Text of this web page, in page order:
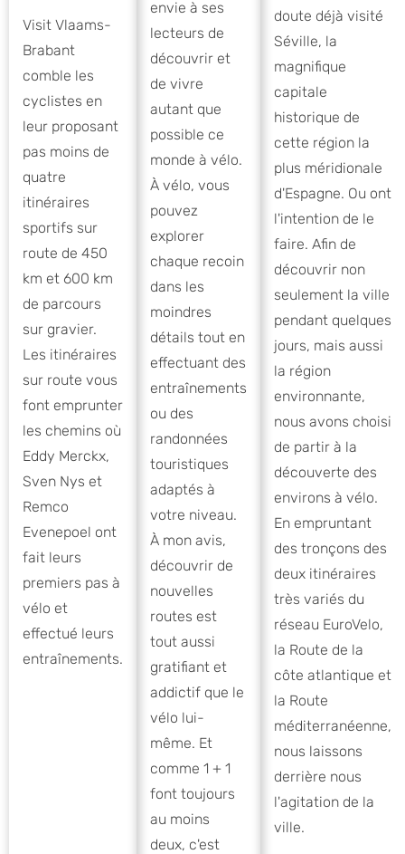
Visit Vlaams-
Brabant
comble les
cyclistes en
leur proposant
pas moins de
quatre
itinéraires
sportifs sur
route de 450
km et 600 km
de parcours
sur gravier.
Les itinéraires
sur route vous
font emprunter
les chemins où
Eddy Merckx,
Sven Nys et
Remco
Evenepoel ont
fait leurs
premiers pas à
vélo et
effectué leurs
entraînements.
envie à ses
lecteurs de
découvrir et
de vivre
autant que
possible ce
monde à vélo.
À vélo, vous
pouvez
explorer
chaque recoin
dans les
moindres
détails tout en
effectuant des
entraînements
ou des
randonnées
touristiques
adaptés à
votre niveau.
À mon avis,
découvrir de
nouvelles
routes est
tout aussi
gratifiant et
addictif que le
vélo lui-
même. Et
comme 1 + 1
font toujours
au moins
deux, c'est
doute déjà visité
Séville, la
magnifique
capitale
historique de
cette région la
plus méridionale
d'Espagne. Ou ont
l'intention de le
faire. Afin de
découvrir non
seulement la ville
pendant quelques
jours, mais aussi
la région
environnante,
nous avons choisi
de partir à la
découverte des
environs à vélo.
En empruntant
des tronçons des
deux itinéraires
très variés du
réseau EuroVelo,
la Route de la
côte atlantique et
la Route
méditerranéenne,
nous laissons
derrière nous
l'agitation de la
ville.